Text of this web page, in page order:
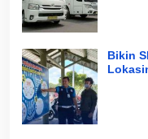
Bikin